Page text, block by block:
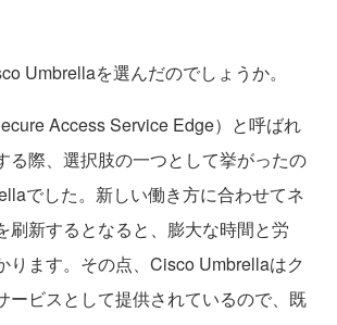
Umbrellaを選んだのでしょうか。
Access Service Edge）と呼ばれ
る際、選択肢の一つとして挙がったの
でした。新しい働き方に合わせてネ
刷新するとなると、膨大な時間と労
ります。その点、Cisco Umbrellaはク
ービスとして提供されているので、既